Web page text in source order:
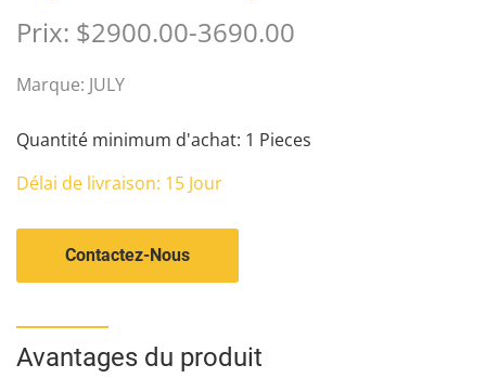
Prix: $2900.00-3690.00
Marque: JULY
Quantité minimum d'achat: 1 Pieces
Délai de livraison: 15 Jour
Contactez-Nous
Avantages du produit